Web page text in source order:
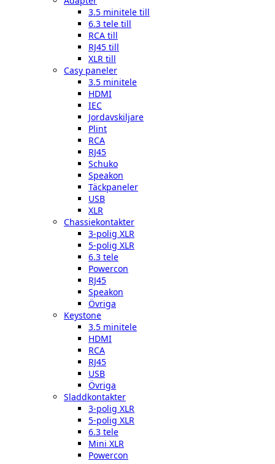
3.5 minitele till
6.3 tele till
RCA till
RJ45 till
XLR till
Casy paneler
3.5 minitele
HDMI
IEC
Jordavskiljare
Plint
RCA
RJ45
Schuko
Speakon
Täckpaneler
USB
XLR
Chassiekontakter
3-polig XLR
5-polig XLR
6.3 tele
Powercon
RJ45
Speakon
Övriga
Keystone
3.5 minitele
HDMI
RCA
RJ45
USB
Övriga
Sladdkontakter
3-polig XLR
5-polig XLR
6.3 tele
Mini XLR
Powercon